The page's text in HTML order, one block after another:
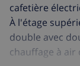
cafetière
À l'étage
double avec
chauffage à air